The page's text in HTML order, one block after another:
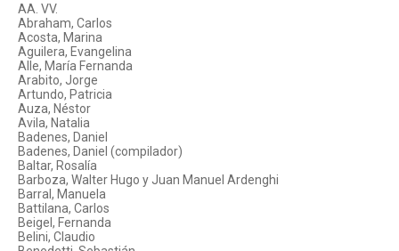
AA. VV.
Abraham, Carlos
Acosta, Marina
Aguilera, Evangelina
Alle, María Fernanda
Arabito, Jorge
Artundo, Patricia
Auza, Néstor
Avila, Natalia
Badenes, Daniel
Badenes, Daniel (compilador)
Baltar, Rosalía
Barboza, Walter Hugo y Juan Manuel Ardenghi
Barral, Manuela
Battilana, Carlos
Beigel, Fernanda
Belini, Claudio